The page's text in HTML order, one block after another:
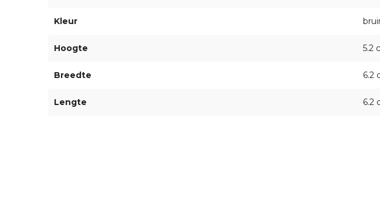
Kleur
Hoogte 5.2
Breedte 6.2
Lengte 6.2